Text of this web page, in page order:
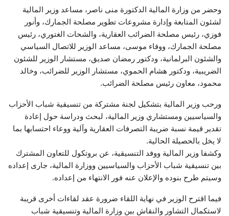
وحضر من وزارة المالية الدكتورة منى ناصر، مساعد وزير المالية
لشئون المتابعة وإدارة مشروعات تطوير مصلحة الجمارك، وأنور
فوزي، رئيس مصلحة الضرائب العقارية، والشحات الغتوري، رئيس
مصلحة الجمارك، ووفاء موسى، مساعد الوزير للاتصال السياسي
والشئون البرلمانية، ودكتور رمضان صديق، مستشار الوزير للشئون
الضريبية، ودكتور هشام الحموي، مستشار الوزير للضرائب، وخالد
محمود، معاون رئيس مصلحة الضرائب.
ورحب وزير المالية بتشكيل لجنة مشتركة من تنسيقية شباب الأحزاب
والسياسيين ومستشاري وزير المالية، لبحث ودراسة حول إعادة
تقدير قيمة نسبة ضريبة التصرفات العقارية وآلية ووعاء احتسابها بما
لا يخل بالحصيلة الحالية.
وكشفا وزير المالية ووفد التنسيقية، عن بروتكول للتعاون المشترك
بين تنسيقية شباب الأحزاب والسياسيين ووزارة المالية، جارى إعداده
وسيتم طرح بنوده والإعلان عنه فور الانتهاء من إعداده.
فيما اقترح الوزير في نهاية اللقاء ضرورة عقد لقاءات أخرى قريبة
لاستكمال التشاور والنقاش بين وزارة المالية وتنسيقية شباب